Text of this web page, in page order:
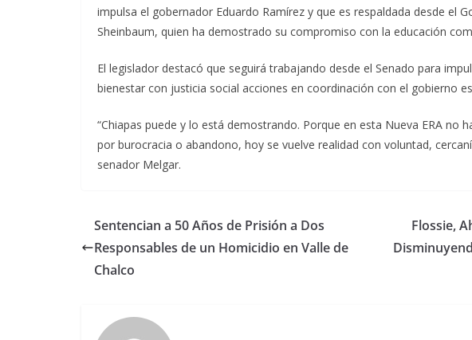
impulsa el gobernador Eduardo Ramírez y que es respaldada desde el
Sheinbaum, quien ha demostrado su compromiso con la educación
El legislador destacó que seguirá trabajando desde el Senado para
bienestar con justicia social acciones en coordinación con el gobierno
“Chiapas puede y lo está demostrando. Porque en esta Nueva ERA no
por burocracia o abandono, hoy se vuelve realidad con voluntad,
senador Melgar.
Sentencian a 50 Años de Prisión a Dos
Responsables de un Homicidio en Valle de
Chalco
Flossie,